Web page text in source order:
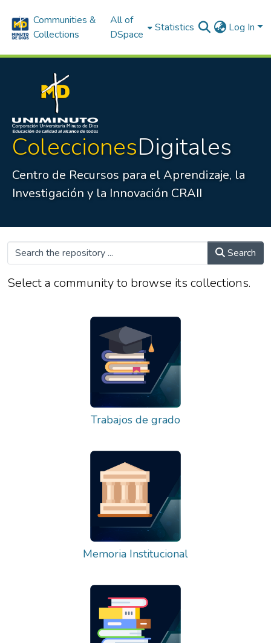
Communities &
Collections
All of
DSpace
Statistics Log In
ColeccionesDigitales
Centro de Recursos para el Aprendizaje, la
Investigación y la Innovación CRAII
Search
Select a community to browse its collections.
Trabajos de grado
Memoria Institucional